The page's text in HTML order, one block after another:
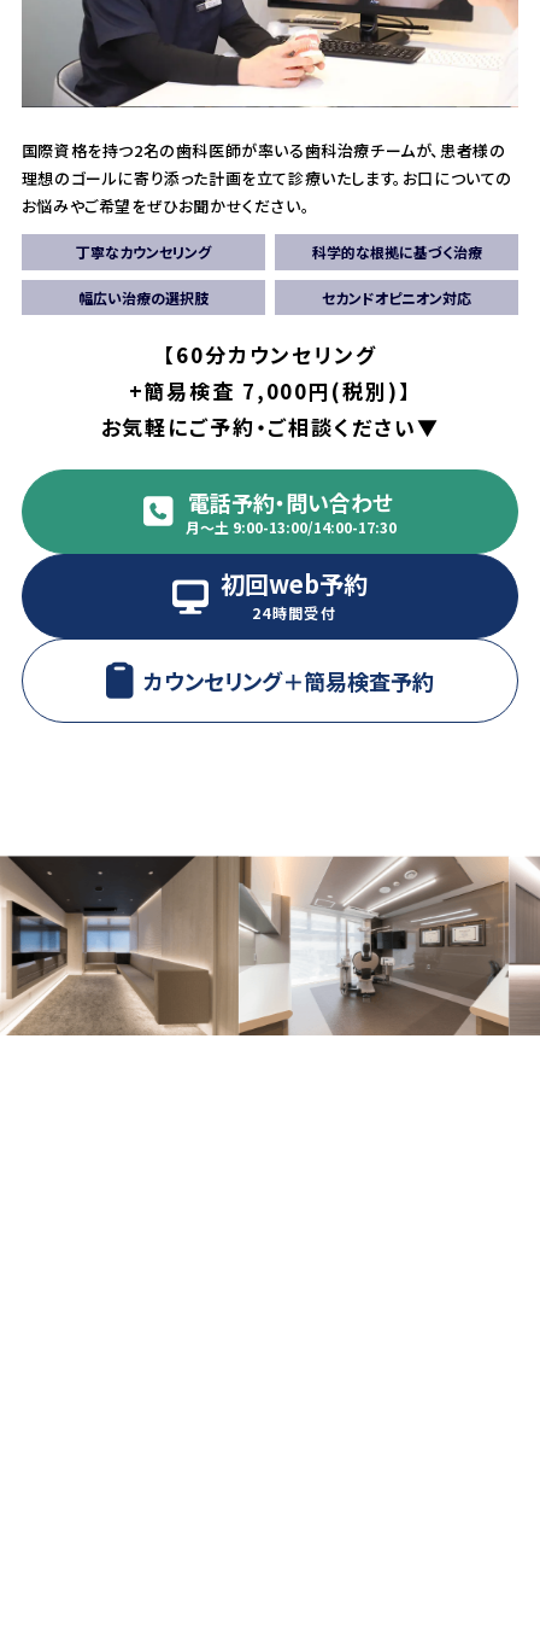
国際資格を持つ2名の歯科医師が率いる歯科治療チームが、患者様の
理想のゴールに寄り添った計画を立て診療いたします。 お口についての
お悩みやご希望をぜひお聞かせください。
丁寧なカウンセリング 科学的な根拠に基づく治療
幅広い治療の選択肢 セカンドオピニオン対応
【60分カウンセリング
+簡易検査 7,000円(税別)】
お気軽にご予約・ご相談ください▼
電話予約・問い合わせ
月〜土 9:00-13:00/14:00-17:30
初回web予約
24時間受付
カウンセリング＋簡易検査予約